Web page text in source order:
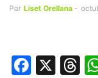
Por Liset Orellana -
X